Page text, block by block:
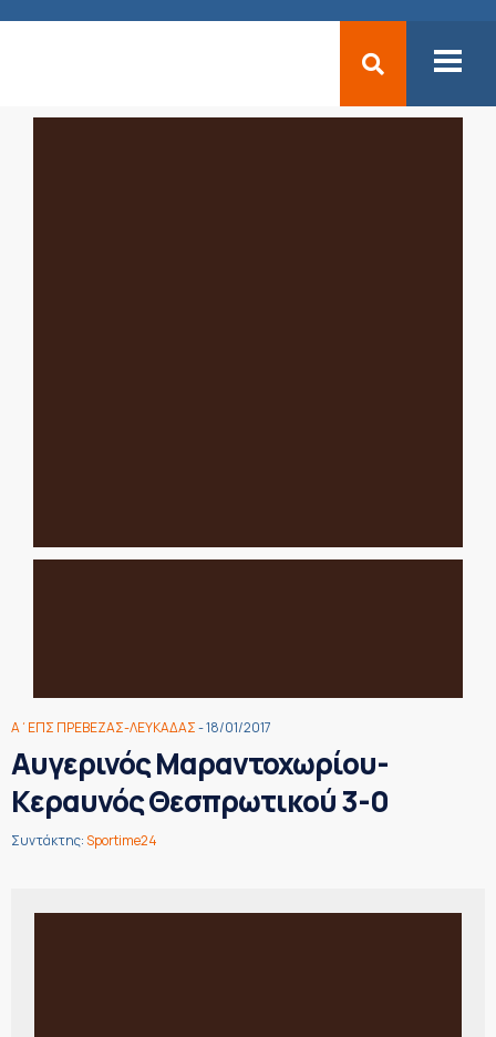
Α΄ΕΠΣ ΠΡΕΒΕΖΑΣ-ΛΕΥΚΑΔΑΣ- 18/01/2017
Αυγερινός Μαραντοχωρίου-
Κεραυνός Θεσπρωτικού 3-0
Συντάκτης:Sportime24